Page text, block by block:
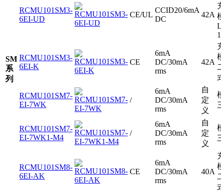
SM
系
列
RCMU101SM3-
6EI-UD
CE/UL
CCID20/6mA
DC
42A
RCMU101SM3-
6EI-K
CE
6mA
DC/30mA
rms
42A
RCMU101SM7-
EI-7WK
/
6mA
DC/30mA
rms
自
定
义
RCMU101SM7-
EI-7WK1-M4
/
6mA
DC/30mA
rms
自
定
义
RCMU101SM8-
6EI-AK
CE
6mA
DC/30mA
rms
40A